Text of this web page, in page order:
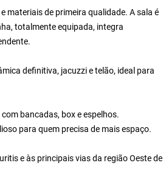
materiais de primeira qualidade. A sala é
totalmente equipada, integra
definitiva, jacuzzi e telão, ideal para
bancadas, box e espelhos.
para quem precisa de mais espaço.
e às principais vias da região Oeste de